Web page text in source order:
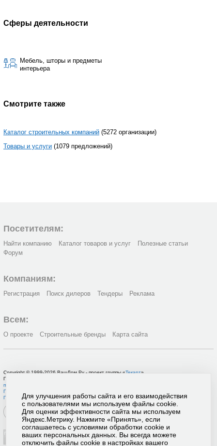
Сферы деятельности
Мебель, шторы и предметы
интерьера
Смотрите также
Каталог строительных компаний (5272 организации)
Товары и услуги (1079 предложений)
Посетителям:
Найти компанию Каталог товаров и услуг
Полезные статьи
Форум
Компаниям:
Регистрация Поиск дилеров Тендеры Реклама
Всем:
О проекте Строительные бренды Карта сайта
Copyright © 1999-2026 ВашДом.Ру - проект группы «Текарт»
По вопросам связанным с работой портала вы можете связаться с нашей
поддержки
Политика в отношении обработки персональных данных
Пользовательское соглашение
Для улучшения работы сайта и его взаимодействия
с пользователями мы используем файлы cookie.
Для оценки эффективности сайта мы используем
Яндекс.Метрику. Нажмите «Принять», если
соглашаетесь с условиями обработки cookie и
ваших персональных данных. Вы всегда можете
отключить файлы cookie в настройках вашего